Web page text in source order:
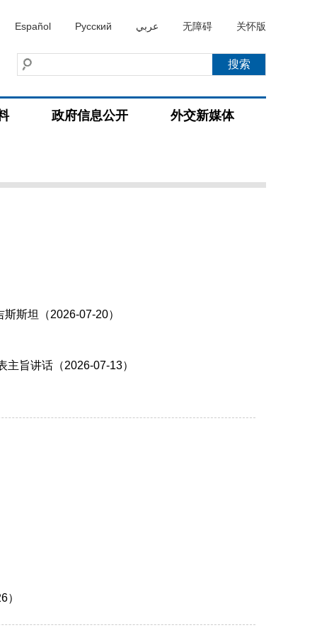
Español Русский عربي 无障碍 关怀版
政府信息公开 外交新媒体
斯坦（2026-07-20）
旨讲话（2026-07-13）